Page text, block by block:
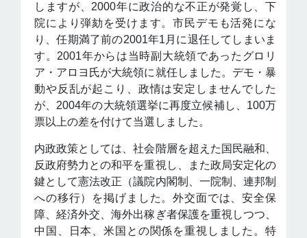
しますが、2000年に政治的な不正が発覚し、下
院により弾劾を受けます。市民デモも活発にな
り、任期満了前の2001年1月に退任してしまいま
す。2001年からは当時副大統領であったグロリ
ア・アロヨ氏が大統領に就任しました。デモ・暴
動や反乱が起こり、政情は安定しませんでした
が、2004年の大統領選挙に再度立候補し、100万
票以上の差を付けて当選しました。
内政政策としては、社会階層を超えた国民融和、
反政府勢力との和平を重視し、また政局安定化の
鍵として憲法改正（議院内閣制、一院制、連邦制
への移行）を掲げました。外交面では、安全保
障、経済外交、海外出稼ぎ者保護を重視しつつ、
中国、日本、米国との関係を重視しました。特